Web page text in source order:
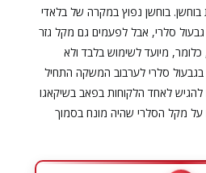
בוחשן נפוץ במקרה של בלאדי
גבעול סלרי, אבל לפעמים גם מקל גזר
מיועד לשימוש בלבד ולא
סלרי לערבוב המשקה התחיל
לאחד הלקוחות בפאב בשיקאגו
על מקל הסלרי שהיה מונח בסמוך